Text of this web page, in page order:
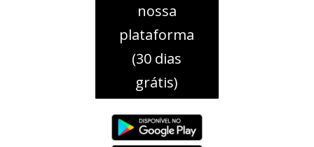
nossa
plataforma
(30 dias
grátis)